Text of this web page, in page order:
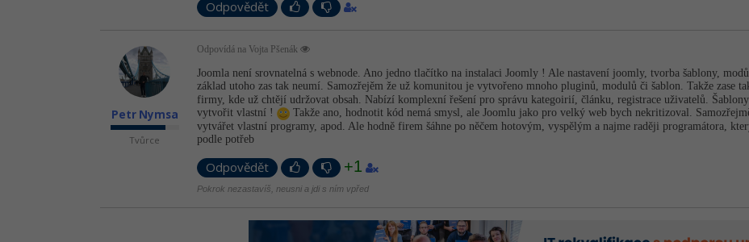
Odpovědět
Petr Nymsa
Tvůrce
Odpovídá na Vojta Pšenák
Joomla není srovnatelná s webnode. Ano jedno tlačítko na instalaci Joomly ! Ale nastavení joomly, tvorba šablony,
základ utoho zas tak neumí. Samozřejěm že už komunitou je vytvořeno mnoho pluginů, modulů či šablon. Takže zase
firmy, kde už chtějí udržovat obsah. Nabízí komplexní řešení pro správu kategoirií, článku, registrace uživatelů.
vytvořit vlastní !
Takže ano, hodnotit kód nemá smysl, ale Joomlu jako pro velký web bych nekritizoval.
vytvářet vlastní programy, apod. Ale hodně firem šáhne po něčem hotovým, vyspělým a najme raději programátora,
podle potřeb
Odpovědět +1
Pokrok nezastavíš, neusni a jdi s ním vpřed